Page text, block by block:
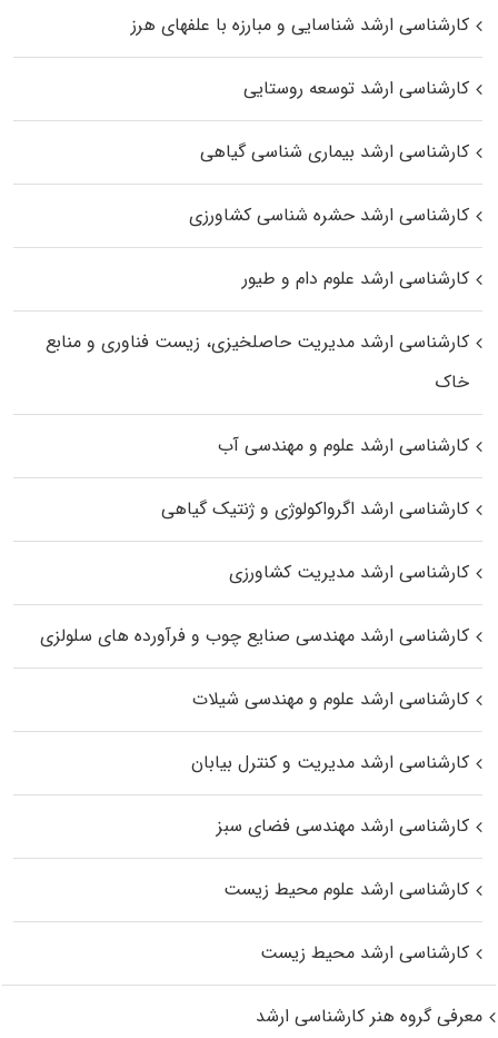
کارشناسی ارشد شناسایی و مبارزه با علفهای هرز
کارشناسی ارشد توسعه روستایی
کارشناسی ارشد بیماری‌ شناسی گیاهی
کارشناسی ارشد حشره‌ شناسی کشاورزی
کارشناسی ارشد علوم دام و طیور
کارشناسی ارشد مدیریت حاصلخیزی، زیست فناوری و منابع
خاک
کارشناسی ارشد علوم و مهندسی آب
کارشناسی ارشد اگرواکولوژی و ژنتیک گیاهی
کارشناسی ارشد مدیریت کشاورزی
کارشناسی ارشد مهندسی صنایع چوب و فرآورده‌ های سلولزی
کارشناسی ارشد علوم و مهندسی شیلات
کارشناسی ارشد مدیریت و کنترل بیابان
کارشناسی ارشد مهندسی فضای سبز
کارشناسی ارشد علوم محیط‌ زیست
کارشناسی ارشد محیط زیست
معرفی گروه هنر کارشناسی ارشد